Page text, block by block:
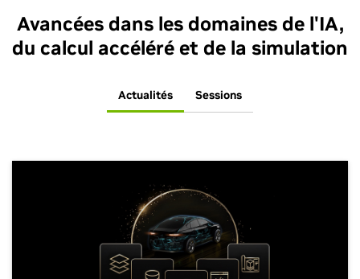
Avancées dans les domaines de l'IA,
du calcul accéléré et de la simulation
Actualités Sessions